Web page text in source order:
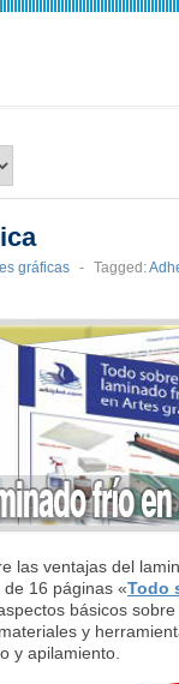
gráficas - Tagged:
las ventajas del
16 páginas «Todo
básicos
y
y apilamiento.